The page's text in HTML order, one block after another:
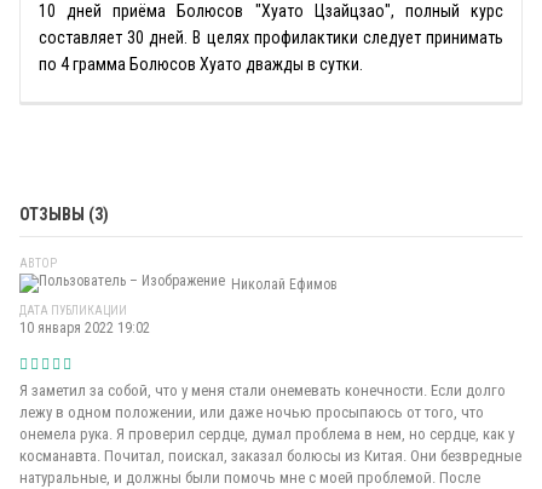
10 дней приёма Болюсов "Хуато Цзайцзао", полный курс
составляет 30 дней. В целях профилактики следует принимать
по 4 грамма Болюсов Хуато дважды в сутки.
ОТЗЫВЫ (3)
АВТОР
Николай Ефимов
ДАТА ПУБЛИКАЦИИ
10 января 2022 19:02
Я заметил за собой, что у меня стали онемевать конечности. Если долго
лежу в одном положении, или даже ночью просыпаюсь от того, что
онемела рука. Я проверил сердце, думал проблема в нем, но сердце, как у
косманавта. Почитал, поискал, заказал болюсы из Китая. Они безвредные
натуральные, и должны были помочь мне с моей проблемой. После